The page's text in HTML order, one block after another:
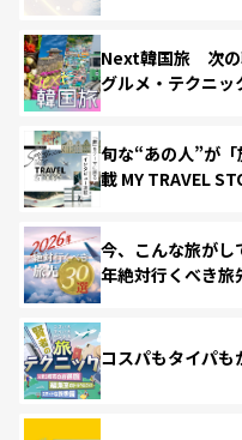
Next韓国旅 次の
グルメ・テクニッ
旬な“あの人”が
載 MY TRAVEL
今、こんな旅が
年絶対行くべき旅
コスパもタイパ